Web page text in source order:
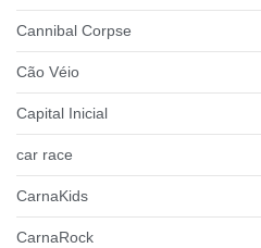
Cannibal Corpse
Cão Véio
Capital Inicial
car race
CarnaKids
CarnaRock